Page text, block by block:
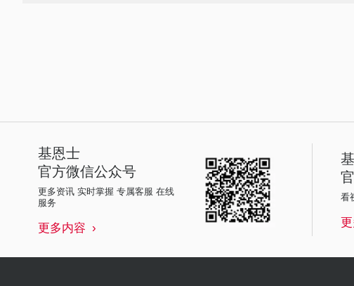
基恩士
官方微信公众号
更多资讯 实时掌握 专属客服 在线
服务
更多内容
看